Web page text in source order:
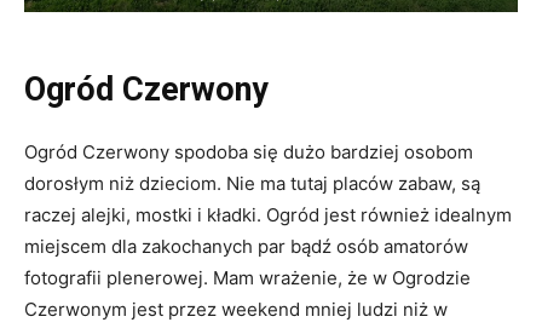
Ogród Czerwony
Ogród Czerwony spodoba się dużo bardziej osobom
dorosłym niż dzieciom. Nie ma tutaj placów zabaw, są
raczej alejki, mostki i kładki. Ogród jest również idealnym
miejscem dla zakochanych par bądź osób amatorów
fotografii plenerowej. Mam wrażenie, że w Ogrodzie
Czerwonym jest przez weekend mniej ludzi niż w